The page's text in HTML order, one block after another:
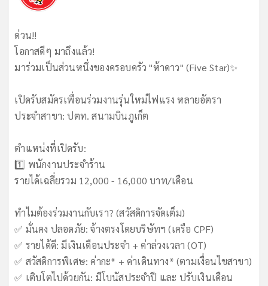
ด่วน!!
โอกาสดีๆ มาถึงแล้ว!
มาร่วมเป็นส่วนหนึ่งของครอบครัว "ห้าดาว" (Five Star)✨
เปิดรับสมัครเพื่อนร่วมงานรุ่นใหม่ไฟแรง หลายอัตรา
ประจำสาขา: ปตท. สนามบินภูเก็ต
ตำแหน่งที่เปิดรับ:
1️⃣ พนักงานประจำร้าน
รายได้เฉลี่ยรวม 12,000 - 16,000 บาท/เดือน
ทำไมต้องร่วมงานกับเรา? (สวัสดิการจัดเต็ม)
✅ มั่นคง ปลอดภัย: จ้างตรงโดยบริษัทฯ (เครือ CPF)
✅ รายได้ดี: มีเงินเดือนประจำ + ค่าล่วงเวลา (OT)
✅ สวัสดิการพิเศษ: ค่ากะ* + ค่าเดินทาง* (ตามเงื่อนไขสาขา)
✅ เติบโตไปด้วยกัน: มีโบนัสประจำปี และ ปรับเงินเดือน